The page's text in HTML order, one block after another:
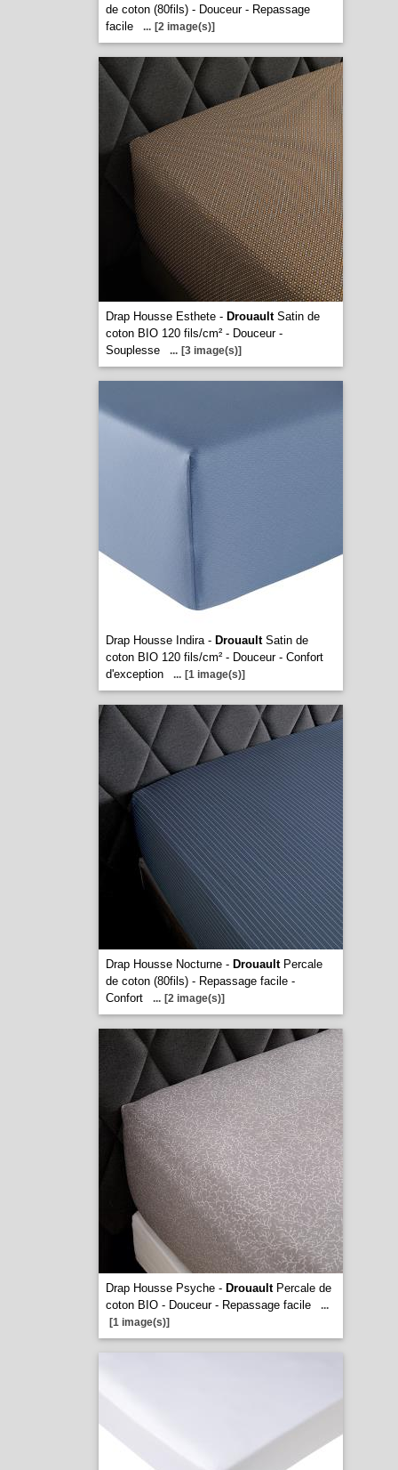
de coton (80fils) - Douceur - Repassage
facile
... [2 image(s)]
Drap Housse Esthete - DrouaultSatin de
coton BIO 120 fils/cm² - Douceur -
Souplesse
... [3 image(s)]
Drap Housse Indira - DrouaultSatin de
coton BIO 120 fils/cm² - Douceur - Confort
d'exception
... [1 image(s)]
Drap Housse Nocturne - DrouaultPercale
de coton (80fils) - Repassage facile -
Confort
... [2 image(s)]
Drap Housse Psyche - DrouaultPercale de
coton BIO - Douceur - Repassage facile
...
[1 image(s)]